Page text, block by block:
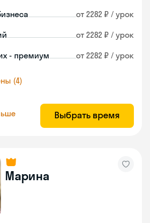
от 2282 ₽ / урок
от 2282 ₽ / урок
- премиум от 2282 ₽ / урок
(4)
Выбрать время
Марина